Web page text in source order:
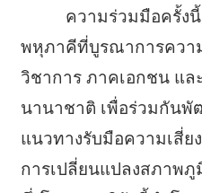
ความร่วมมือครั้ง
พหุภาคีที่บูรณาการควา
วิชาการ ภาคเอกชน แล
นานาชาติ เพื่อร่วมกันพั
แนวทางรับมือความเสี่
การเปลี่ยนแปลงสภาพภู